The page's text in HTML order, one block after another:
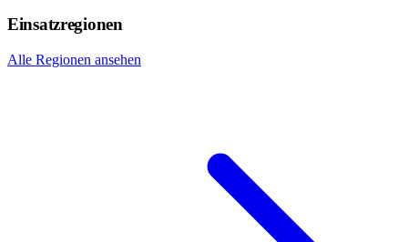
Einsatzregionen
Alle Regionen ansehen